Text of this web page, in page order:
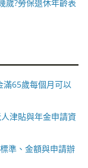
歲?勞保退休年齡表
65歲每個月可以
津貼與年金申請資
準、金額與申請辦